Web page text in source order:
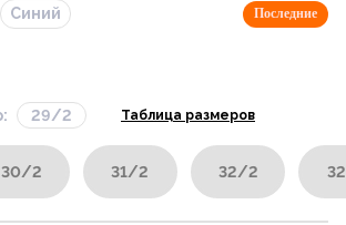
Синий Последние
29/2 Таблица размеров
30/2 31/2 32/2